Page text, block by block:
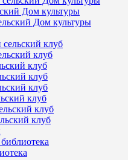
Дом культуры
Дом культуры
клуб
клуб
клуб
клуб
клуб
клуб
клуб
клуб